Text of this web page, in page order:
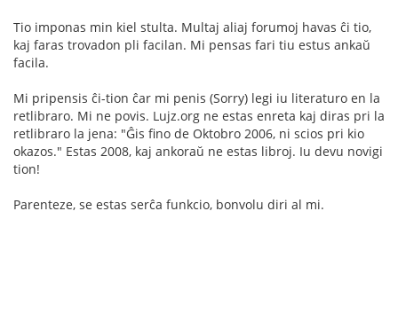
Tio imponas min kiel stulta. Multaj aliaj forumoj havas ĉi tio,
kaj faras trovadon pli facilan. Mi pensas fari tiu estus ankaŭ
facila.
Mi pripensis ĉi-tion ĉar mi penis (Sorry) legi iu literaturo en la
retlibraro. Mi ne povis. Lujz.org ne estas enreta kaj diras pri la
retlibraro la jena: "Ĝis fino de Oktobro 2006, ni scios pri kio
okazos." Estas 2008, kaj ankoraŭ ne estas libroj. Iu devu novigi
tion!
Parenteze, se estas serĉa funkcio, bonvolu diri al mi.